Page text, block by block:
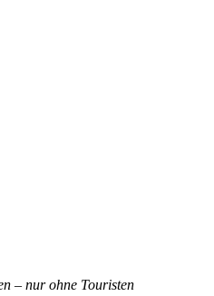
– nur ohne Touristen